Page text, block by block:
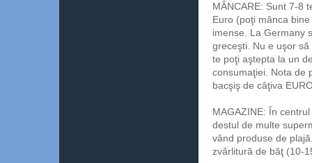
MÂNCARE: Sunt 7-8
Euro (poţi mânca
imense. La Germany
greceşti. Nu e uşor
te poţi aştepta la un
consumaţiei. Nota de
bacşiş de câţiva
MAGAZINE: În
destul de multe
vând produse de
zvârlitură de băţ (10-